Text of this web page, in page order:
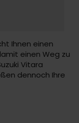
Ihnen einen
einen Weg zu
Vitara
dennoch Ihre